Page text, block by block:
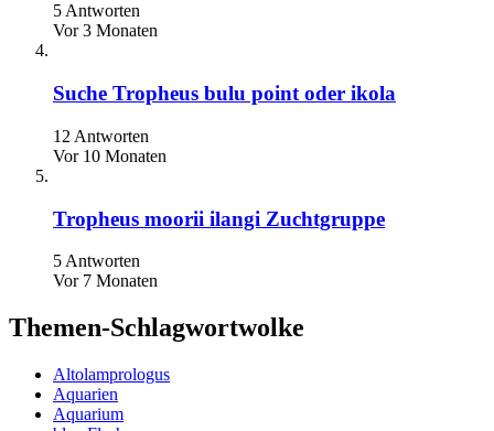
5 Antworten
Vor 3 Monaten
Suche Tropheus bulu point oder ikola
12 Antworten
Vor 10 Monaten
Tropheus moorii ilangi Zuchtgruppe
5 Antworten
Vor 7 Monaten
Themen-Schlagwortwolke
Altolamprologus
Aquarien
Aquarium